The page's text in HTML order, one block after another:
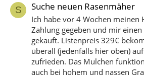
S Suche neuen Rasenmäher
Ich habe vor 4 Wochen meinen
Zahlung gegeben und mir
gekauft. Listenpreis 329€
überall (jedenfalls hier oben)
zufrieden. Das Mulchen
auch bei hohem und nassen